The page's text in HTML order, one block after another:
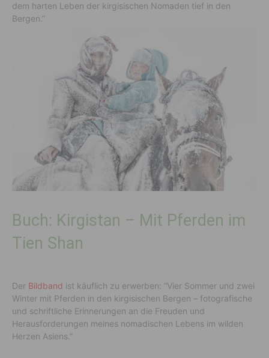
dem harten Leben der kirgisischen Nomaden tief in den
Bergen.”
Buch: Kirgistan – Mit Pferden im
Tien Shan
Der Bildband ist käuflich zu erwerben: “Vier Sommer und zwei
Winter mit Pferden in den kirgisischen Bergen – fotografische
und schriftliche Erinnerungen an die Freuden und
Herausforderungen meines nomadischen Lebens im wilden
Herzen Asiens.”